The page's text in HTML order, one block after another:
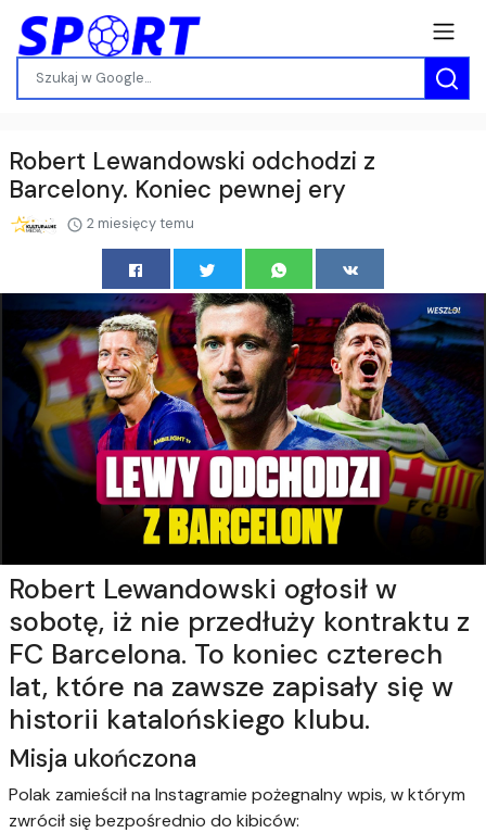
Robert Lewandowski odchodzi z
Barcelony. Koniec pewnej ery
2 miesięcy temu
Robert Lewandowski ogłosił w
sobotę, iż nie przedłuży kontraktu z
FC Barcelona. To koniec czterech
lat, które na zawsze zapisały się w
historii katalońskiego klubu.
Misja ukończona
Polak zamieścił na Instagramie pożegnalny wpis, w którym
zwrócił się bezpośrednio do kibiców: